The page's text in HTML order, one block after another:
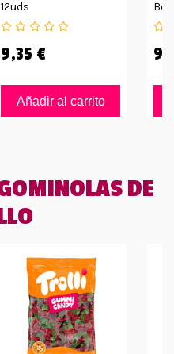
12uds
9,35 €
Añadir al carrito
DE